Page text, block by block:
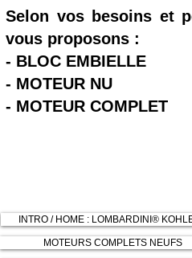
Selon vos besoins et
vous proposons :
- BLOC EMBIELLE
- MOTEUR NU
- MOTEUR COMPLET
INTRO / HOME : LOMBARDINI®
MOTEURS COMPLETS NEUFS